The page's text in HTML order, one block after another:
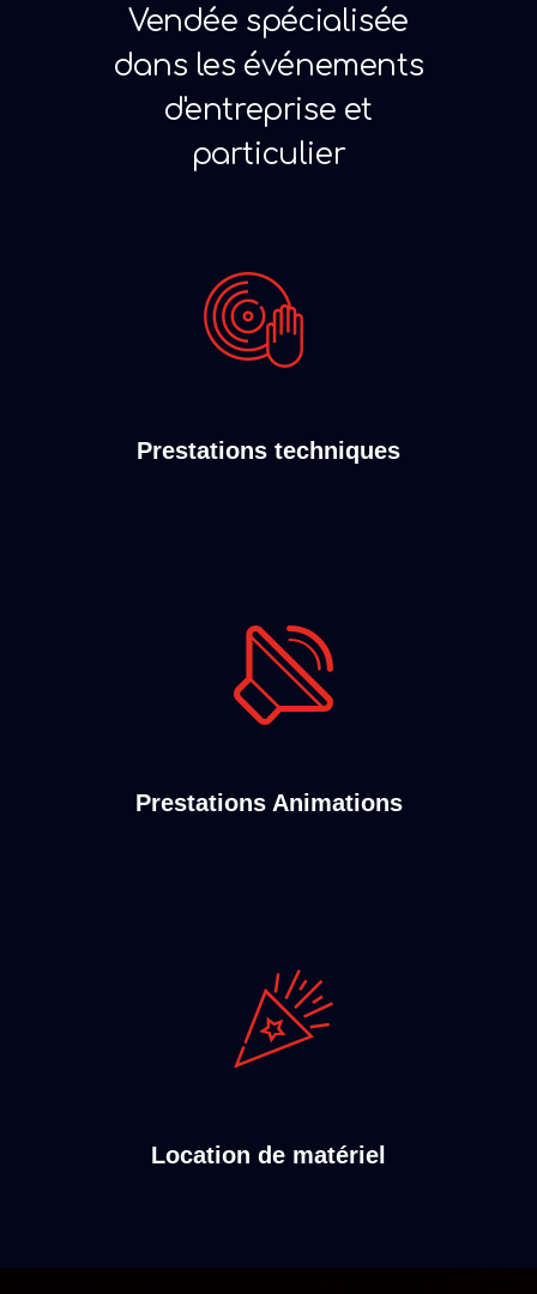
Vendée spécialisée
dans les événements
d'entreprise et
particulier
Prestations techniques
Prestations Animations
Location de matériel